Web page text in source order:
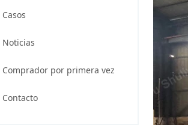
Casos
Noticias
Comprador por primera vez
Contacto